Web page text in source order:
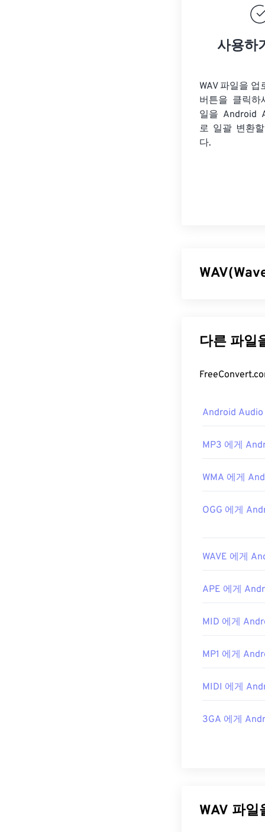
사용하
WAV 파일을
버튼을 클릭
일을 Android
로 일괄 변환
다.
WAV 파일은
하지 않습니
WAV 파일
레이어,
에 적합합니다.
최초 출시:
Android
MP3 에게
WMA 에게
OGG 에게
WAVE 에게
APE 에게
MID 에게
MP1 에게
MIDI 에게
3GA 에게
WAV 파